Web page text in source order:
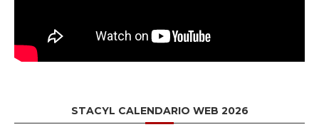
STACYL CALENDARIO WEB 2026